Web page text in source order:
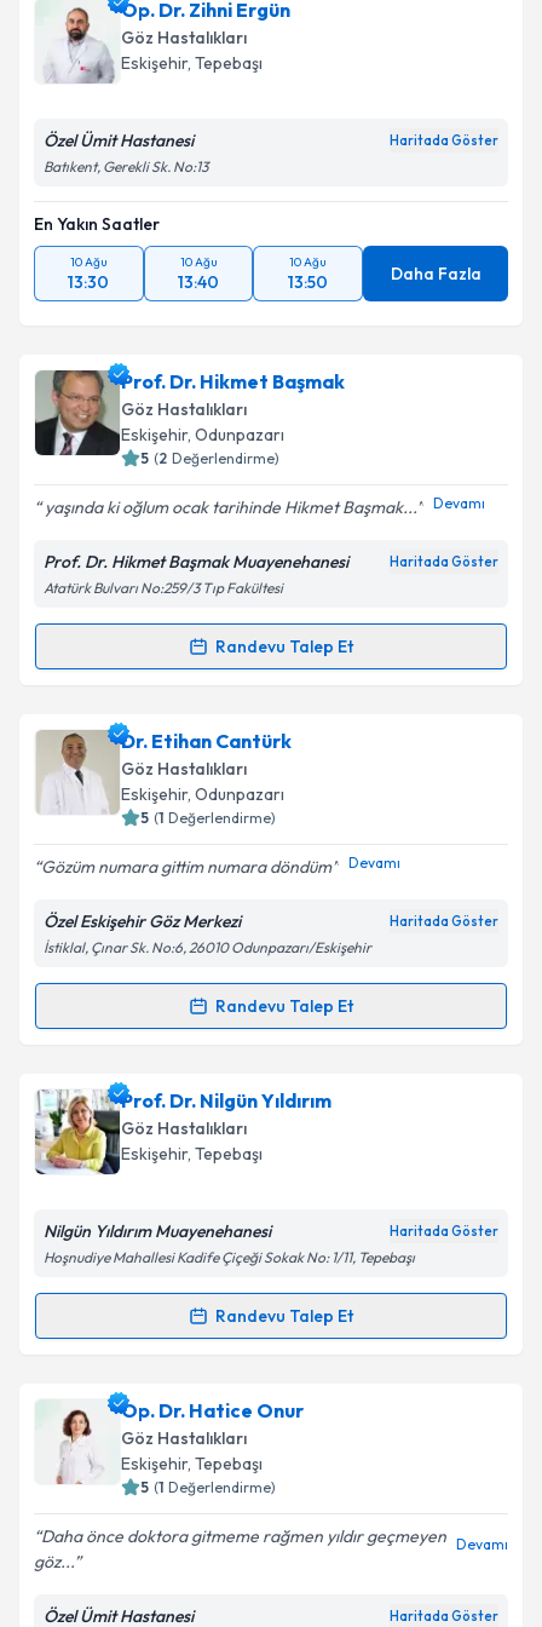
E-posta Adresiniz
Kişisel verilerimin işlenmesine ilişkin
Aydınlatma
Metni'ni okudum ve kişisel verilerimin belirtilen
Takvim Talebini Gönder
Op. Dr. Zihni Ergün
Göz Hastalıkları
Eskişehir, Tepebaşı
Özel Ümit Hastanesi Haritada Göster
Batıkent, Gerekli Sk. No:13
En Yakın Saatler
10 Ağu
13:30
10 Ağu
13:40
10 Ağu
13:50 Daha Fazla
Prof. Dr. Hikmet Başmak
Göz Hastalıkları
Eskişehir, Odunpazarı
5 (2 Değerlendirme)
yaşında ki oğlum ocak tarihinde Hikmet Başmak... Devamı
Prof. Dr. Hikmet Başmak Muayenehanesi Haritada Göster
Atatürk Bulvarı No:259/3 Tıp Fakültesi
Randevu Talep Et
Randevu Takvimi Talebi
Prof. Dr. Hikmet Başmakiçin randevu takvimi talebi
oluşturun. Size bu uzmandan randevu almanız için bir
takvim hazırlandığında e-posta ile bilgilendireceğiz.
Kişisel verilerimin işlenmesine ilişkin
Metni'ni okudum ve kişisel verilerimin belirtilen
kapsamda işlenmesini kabul ediyorum.
Dr. Etihan Cantürk
Göz Hastalıkları
Eskişehir, Odunpazarı
5 (1 Değerlendirme)
Gözüm numara gittim numara döndüm Devamı
Özel Eskişehir Göz Merkezi Haritada Göster
İstiklal, Çınar Sk. No:6, 26010 Odunpazarı/Eskişehir
Randevu Talep Et
Randevu Takvimi Talebi
Dr. Etihan Cantürkiçin randevu takvimi talebi
oluşturun. Size bu uzmandan randevu almanız için bir
takvim hazırlandığında e-posta ile bilgilendireceğiz.
Kişisel verilerimin işlenmesine ilişkin
Metni'ni okudum ve kişisel verilerimin belirtilen
Takvim Talebini Gönder
Prof. Dr. Nilgün Yıldırım
Göz Hastalıkları
Eskişehir, Tepebaşı
Nilgün Yıldırım Muayenehanesi Haritada Göster
Hoşnudiye Mahallesi Kadife Çiçeği Sokak No: 1/11, Tepebaşı
Randevu Talep Et
Randevu Takvimi Talebi
Prof. Dr. Nilgün Yıldırımiçin randevu takvimi talebi
oluşturun. Size bu uzmandan randevu almanız için bir
takvim hazırlandığında e-posta ile bilgilendireceğiz.
Op. Dr. Hatice Onur
Göz Hastalıkları
Eskişehir, Tepebaşı
5 (1 Değerlendirme)
Daha önce doktora gitmeme rağmen yıldır geçmeyen
göz...
Devamı
Özel Ümit Hastanesi Haritada Göster